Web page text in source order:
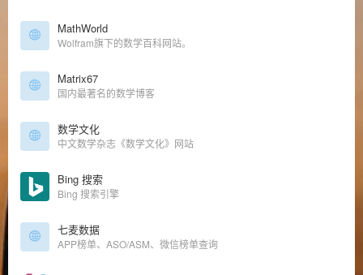
MathWorld
Wolfram旗下的数学百科网站。
Matrix67
国内最著名的数学博客
数学文化
中文数学杂志《数学文化》网站
Bing 搜索
Bing 搜索引擎
七麦数据
APP榜单、ASO/ASM、微信榜单查询